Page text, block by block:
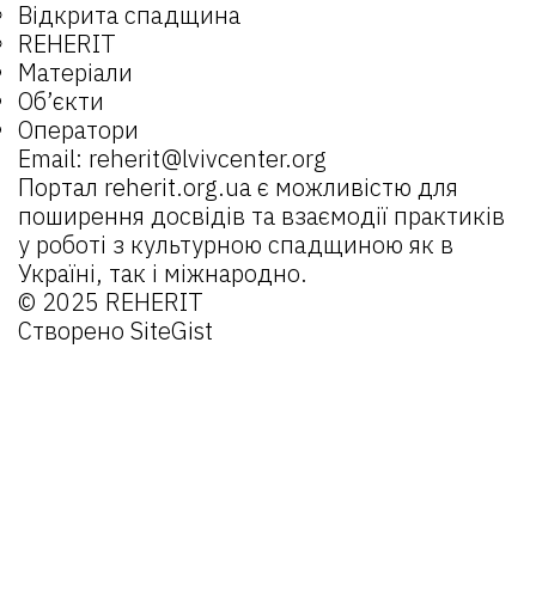
Відкрита спадщина
REHERIT
Матеріали
Об’єкти
Оператори
Email: reherit@lvivcenter.org
Портал reherit.org.uaє можливістю для
поширення досвідів та взаємодії практиків
у роботі з культурною спадщиною як в
Україні, так і міжнародно.
© 2025 REHERIT
Створено SiteGist